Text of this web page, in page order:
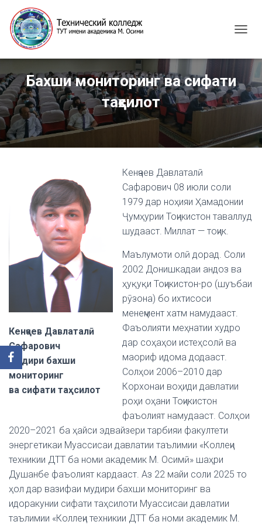
G
L
E
N
I
G
N
Бахши мониторинг ва сифати
таҳсилот
Кенҷаев Давлаталӣ
Сафарович
Мудири бахши
мониторинг
ва сифати таҳсилот
Кенҷаев Давлаталӣ
Сафарович 08 июли соли
1979 дар ноҳияи Ҳамадонии
Ҷумҳурии Тоҷикистон таваллуд
шудааст. Миллат — тоҷик.
Маълумоти олӣ дорад. Соли
2002 Донишкадаи андоз ва
ҳуқуқи Тоҷикистон-ро (шуъбаи
рӯзона) бо ихтисоси
менеҷмент хатм намудааст.
Фаъолияти меҳнатии худро
дар соҳаҳои истеҳсолӣ ва
маориф идома додааст.
Солҳои 2006–2010 дар
Корхонаи воҳиди давлатии
роҳи оҳани Тоҷикистон
фаъолият намудааст. Солҳои
2020–2021 ба ҳайси эдвайзери тарбияи факултети
энергетикаи Муассисаи давлатии таълимии «Коллеҷи
техникии ДТТ ба номи академик М. Осимӣ» шаҳри
Душанбе фаъолият кардааст. Аз 22 майи соли 2025 то
ҳол дар вазифаи мудири бахши мониторинг ва
идоракунии сифати таҳсилоти Муассисаи давлатии
таълимии «Коллеҷи техникии ДТТ ба номи академик М.